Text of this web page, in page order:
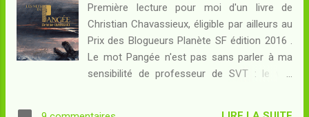
tout le temps par Christian Chavassieux : au
cœur d'une utopie en construction, un
observateur joue et rejoue des
circonstances destinées à identifier un
éventuel problème posé par l'une des
, une histoire humaniste elle aussi mais plus
Première lecture pour moi d'un livre de
Christian Chavassieux, éligible par ailleurs au
Prix des Blogueurs Planète SF édition 2016 .
Le mot Pangée n'est pas sans parler à ma
sensibilité de professeur de SVT : le voir